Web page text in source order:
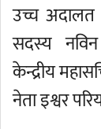
उच्च अदालत
सदस्य नविन
केन्द्रीय
नेता इश्वर